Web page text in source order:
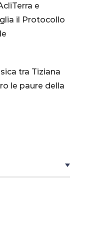
e
il Protocollo
tra Tiziana
le paure della